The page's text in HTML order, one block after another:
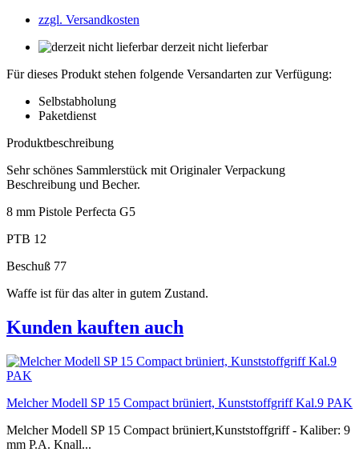
zzgl. Versandkosten
derzeit nicht lieferbar
Für dieses Produkt stehen folgende Versandarten zur Verfügung:
Selbstabholung
Paketdienst
Produktbeschreibung
Sehr schönes Sammlerstück mit Originaler Verpackung
Beschreibung und Becher.
8 mm Pistole Perfecta G5
PTB 12
Beschuß 77
Waffe ist für das alter in gutem Zustand.
Kunden kauften auch
Melcher Modell SP 15 Compact brüniert, Kunststoffgriff Kal.9 PAK
Melcher Modell SP 15 Compact brüniert,Kunststoffgriff - Kaliber: 9
mm P.A. Knall...